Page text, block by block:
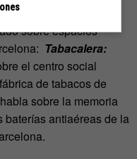
pone los otros dos
sobre espacios
Tabacalera:
el centro social
de tabacos de
sobre la memoria
baterías antiaéreas de la